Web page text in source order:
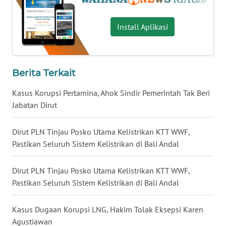
Install Aplikasi
Berita Terkait
Kasus Korupsi Pertamina, Ahok Sindir Pemerintah Tak Beri
Jabatan Dirut
Dirut PLN Tinjau Posko Utama Kelistrikan KTT WWF,
Pastikan Seluruh Sistem Kelistrikan di Bali Andal
Dirut PLN Tinjau Posko Utama Kelistrikan KTT WWF,
Pastikan Seluruh Sistem Kelistrikan di Bali Andal
Kasus Dugaan Korupsi LNG, Hakim Tolak Eksepsi Karen
Agustiawan
WN
LAMPUNG
WN
JATENG
NUSANTARA
WN
JOGJA
WN
JATIM
WN